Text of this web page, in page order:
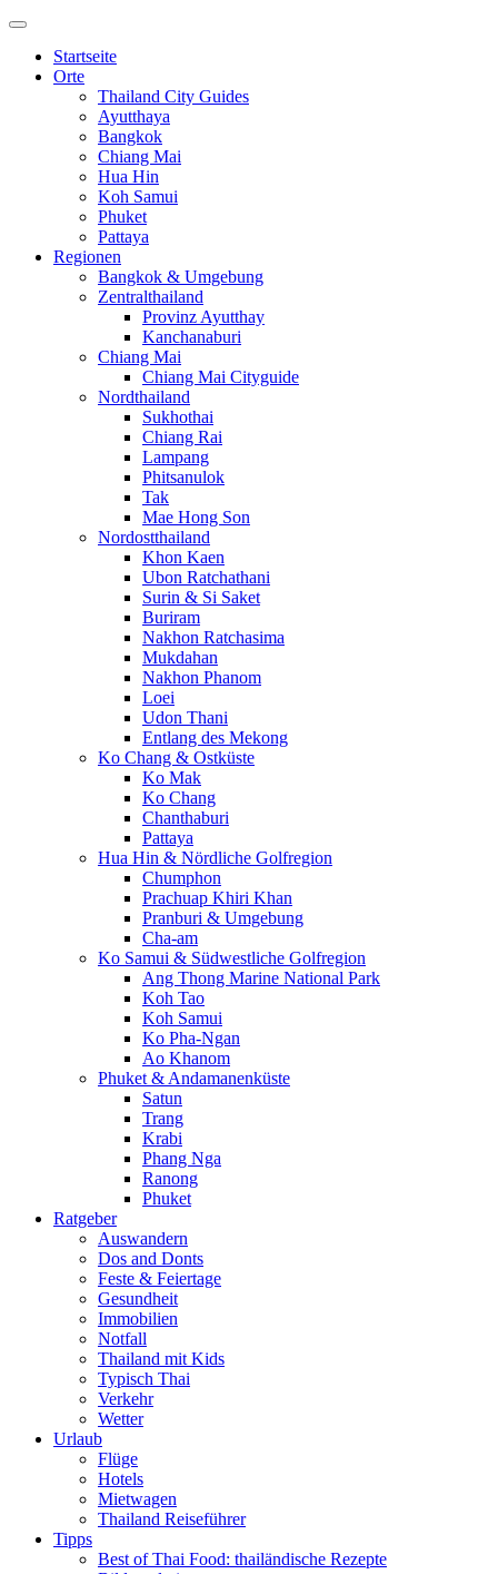
Startseite
Orte
Thailand City Guides
Ayutthaya
Bangkok
Chiang Mai
Hua Hin
Koh Samui
Phuket
Pattaya
Regionen
Bangkok & Umgebung
Zentralthailand
Provinz Ayutthay
Kanchanaburi
Chiang Mai
Chiang Mai Cityguide
Nordthailand
Sukhothai
Chiang Rai
Lampang
Phitsanulok
Tak
Mae Hong Son
Nordostthailand
Khon Kaen
Ubon Ratchathani
Surin & Si Saket
Buriram
Nakhon Ratchasima
Mukdahan
Nakhon Phanom
Loei
Udon Thani
Entlang des Mekong
Ko Chang & Ostküste
Ko Mak
Ko Chang
Chanthaburi
Pattaya
Hua Hin & Nördliche Golfregion
Chumphon
Prachuap Khiri Khan
Pranburi & Umgebung
Cha-am
Ko Samui & Südwestliche Golfregion
Ang Thong Marine National Park
Koh Tao
Koh Samui
Ko Pha-Ngan
Ao Khanom
Phuket & Andamanenküste
Satun
Trang
Krabi
Phang Nga
Ranong
Phuket
Ratgeber
Auswandern
Dos and Donts
Feste & Feiertage
Gesundheit
Immobilien
Notfall
Thailand mit Kids
Typisch Thai
Verkehr
Wetter
Urlaub
Flüge
Hotels
Mietwagen
Thailand Reiseführer
Tipps
Best of Thai Food: thailändische Rezepte